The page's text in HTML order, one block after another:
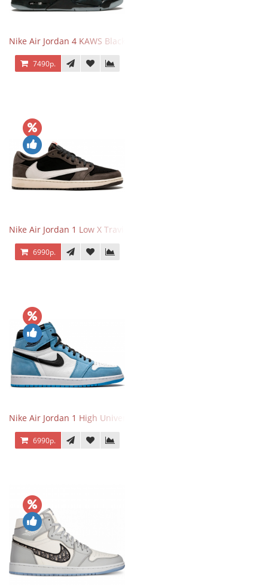
Nike Air Jordan 4 KAWS Black
7490р.
Nike Air Jordan 1 Low X Travis Scott
6990р.
Nike Air Jordan 1 High University Blue
6990р.